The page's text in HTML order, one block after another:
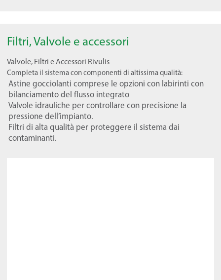
Filtri, Valvole e accessori
Valvole, Filtri e Accessori Rivulis
Completa il sistema con componenti di altissima qualità:
Astine gocciolanti comprese le opzioni con labirinti con
bilanciamento del flusso integrato
Valvole idrauliche per controllare con precisione la
pressione dell’impianto.
Filtri di alta qualità per proteggere il sistema dai
contaminanti.